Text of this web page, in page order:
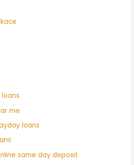
me
loans
same day deposit